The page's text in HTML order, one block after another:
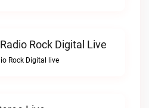
Rock Digital Live
Rock Digital live